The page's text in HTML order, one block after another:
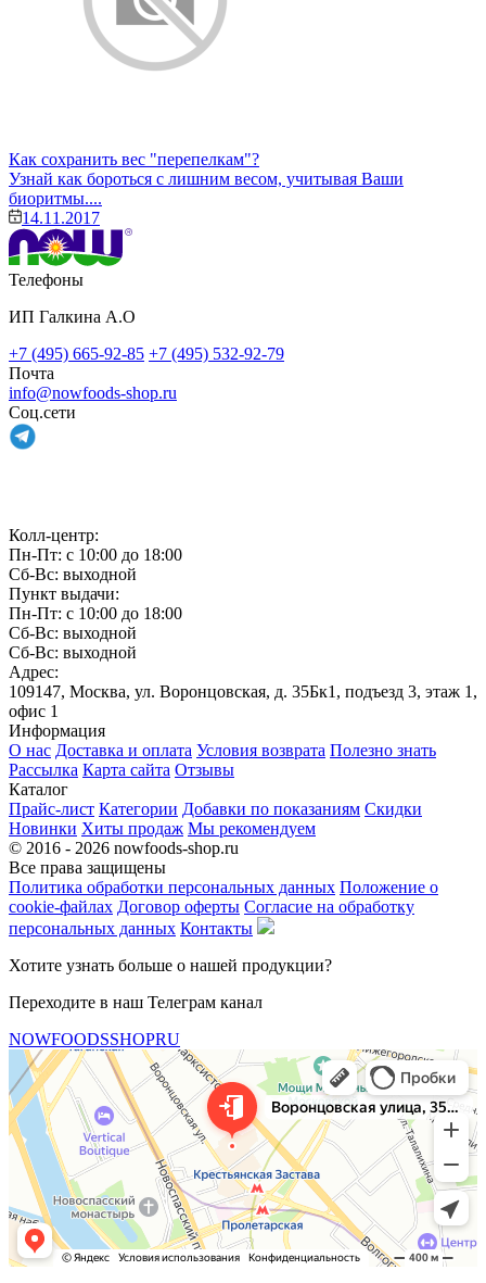
Как сохранить вес "перепелкам"?
Узнай как бороться с лишним весом, учитывая Ваши
биоритмы....
14.11.2017
Телефоны
ИП Галкина А.О
+7 (495) 665-92-85 +7 (495) 532-92-79
Почта
info@nowfoods-shop.ru
Соц.сети
Колл-центр:
Пн-Пт: с 10:00 до 18:00
Сб-Вс: выходной
Пункт выдачи:
Пн-Пт: с 10:00 до 18:00
Сб-Вс: выходной
Сб-Вс: выходной
Адрес:
109147, Москва, ул. Воронцовская, д. 35Бк1, подъезд 3, этаж 1,
офис 1
Информация
О нас Доставка и оплата Условия возврата Полезно знать
Рассылка Карта сайта Отзывы
Каталог
Прайс-лист Категории Добавки по показаниям Скидки
Новинки Хиты продаж Мы рекомендуем
© 2016 - 2026 nowfoods-shop.ru
Все права защищены
Политика обработки персональных данных Положение о
cookie-файлах Договор оферты Согласие на обработку
персональных данных Контакты
Хотите узнать больше о нашей продукции?
Переходите в наш Телеграм канал
NOWFOODSSHOPRU